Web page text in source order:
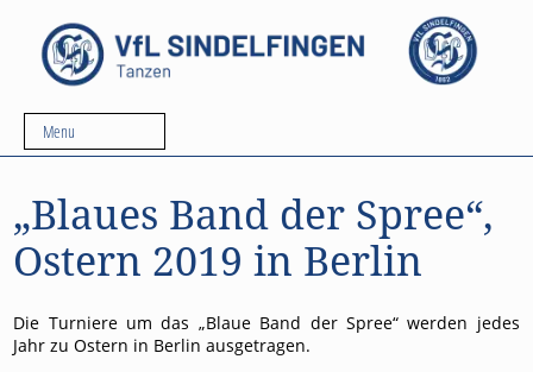
Menu
„Blaues Band der Spree“,
Ostern 2019 in Berlin
Die Turniere um das „Blaue Band der Spree“ werden jedes
Jahr zu Ostern in Berlin ausgetragen.